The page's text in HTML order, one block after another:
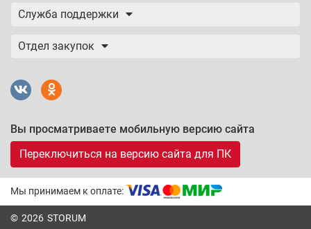
Служба поддержки
Отдел закупок
Вы просматриваете мобильную версию сайта
Переключиться на версию сайта для ПК
Мы принимаем к оплате:
© 2026 STORUM